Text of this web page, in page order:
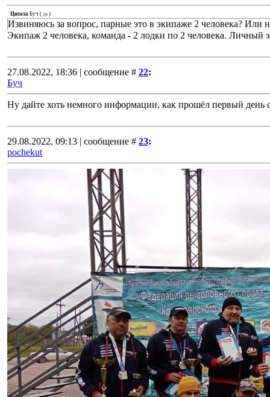
Цитата Буч ( )
Извиняюсь за вопрос, парные это в экипаже 2 человека? Или
Экипаж 2 человека, команда - 2 лодки по 2 человека. Личный
27.08.2022, 18:36 | сообщение # 22:
Буч
Ну дайте хоть немного информации, как прошёл первый день
29.08.2022, 09:13 | сообщение # 23:
pochekut